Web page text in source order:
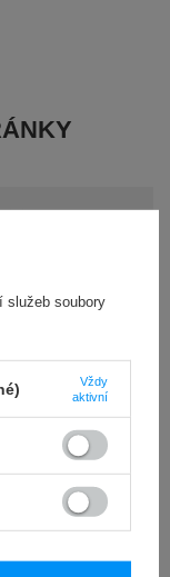
brzdy Ultra Bee
Light Bee X / L1e
EUR ks.
služeb soubory
Vždy
aktivní